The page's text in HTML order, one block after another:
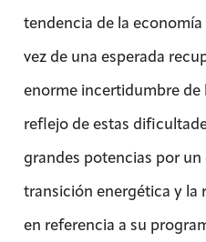
tendencia de la economía
vez de una esperada
enorme incertidumbre de
reflejo de estas
grandes potencias por
transición energética y la
en referencia a su